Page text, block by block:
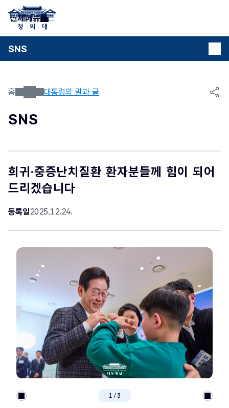
전체메뉴
SNS
홈 대통령의 말과 글
SNS
공유
희귀·중증난치질환 환자분들께 힘이 되어
드리겠습니다
등록일2025.12.24.
1 /3